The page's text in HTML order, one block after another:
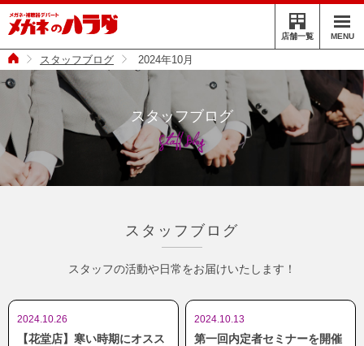
MENU
店舗一覧
スタッフブログ 2024年10月
スタッフブログ
Staff Blog
スタッフブログ
スタッフの活動や日常をお届けいたします！
2024.10.26
【花堂店】寒い時期にオスス
2024.10.13
第一回内定者セミナーを開催